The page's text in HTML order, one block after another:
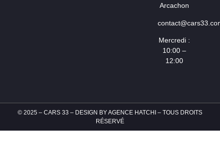
Arcachon
Mercredi :
10:00 –
12:00
© 2025 – CARS 33 – DESIGN BYAGENCE HATCHI – TOUS DROITS
RÉSERVÉ